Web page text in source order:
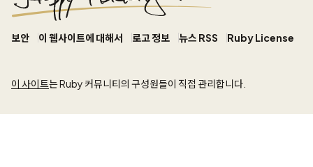
보안 이 웹사이트에 대해서 로고 정보 뉴스 RSS Ruby License
이 사이트는 Ruby 커뮤니티의 구성원들이 직접 관리합니다.